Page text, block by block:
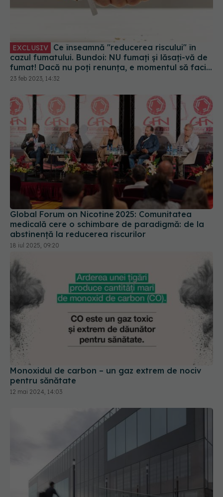
fumat! Dacă nu poți renunța, e momentul să faci
o schimbare
23 feb 2023, 14:32
Global Forum on Nicotine 2025: Comunitatea
medicală cere o schimbare de paradigmă: de la
abstinență la reducerea riscurilor
18 iul 2025, 09:20
Monoxidul de carbon – un gaz extrem de nociv
pentru sănătate
12 mai 2024, 14:03